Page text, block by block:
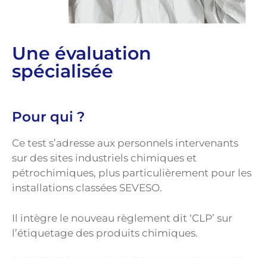
Une évaluation
spécialisée
Pour qui ?
Ce test s’adresse aux personnels intervenants
sur des sites industriels chimiques et
pétrochimiques, plus particulièrement pour les
installations classées SEVESO.
Il intègre le nouveau règlement dit ‘CLP’ sur
l’étiquetage des produits chimiques.